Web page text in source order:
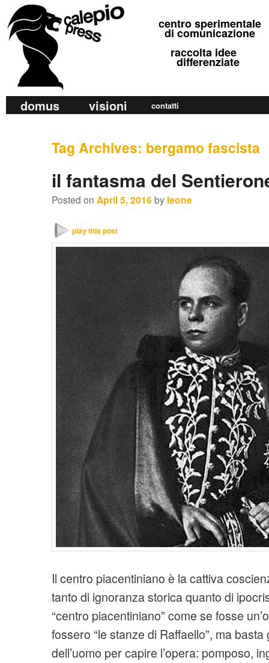
calepio press
©
centro sperimentale
di comunicazione
raccolta idee
differenziate
a
Skip
Skip
secondary
domus visioni contatti
Tag Archives: bergamo fascista
il fantasma del
Posted on April 5, 2016 by leone
play this post
Il centro piacentiniano è la cattiva
tanto di ignoranza storica quanto di
“centro piacentiniano” come se fosse
fossero “le stanze di Raffaello”, ma
dell’uomo per capire l’opera: pomposo,